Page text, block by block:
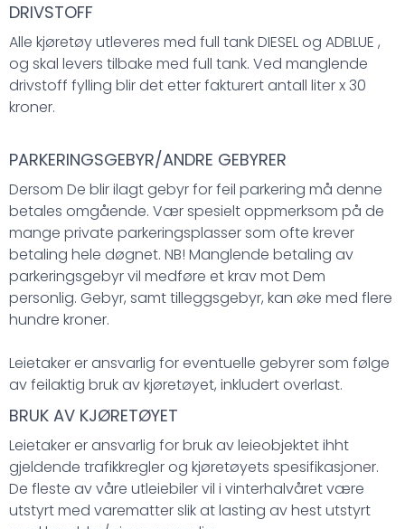
DRIVSTOFF
Alle kjøretøy utleveres med full tank DIESEL og ADBLUE ,
og skal levers tilbake med full tank. Ved manglende
drivstoff fylling blir det etter fakturert antall liter x 30
kroner.
PARKERINGSGEBYR/ANDRE GEBYRER
Dersom De blir ilagt gebyr for feil parkering må denne
betales omgående. Vær spesielt oppmerksom på de
mange private parkeringsplasser som ofte krever
betaling hele døgnet. NB! Manglende betaling av
parkeringsgebyr vil medføre et krav mot Dem
personlig. Gebyr, samt tilleggsgebyr, kan øke med flere
hundre kroner.
Leietaker er ansvarlig for eventuelle gebyrer som følge
av feilaktig bruk av kjøretøyet, inkludert overlast.
BRUK AV KJØRETØYET
Leietaker er ansvarlig for bruk av leieobjektet ihht
gjeldende trafikkregler og kjøretøyets spesifikasjoner.
De fleste av våre utleiebiler vil i vinterhalvåret være
utstyrt med varematter slik at lasting av hest utstyrt